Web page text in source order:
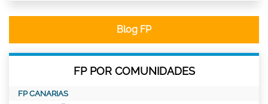
Blog FP
FP POR COMUNIDADES
FP CANARIAS